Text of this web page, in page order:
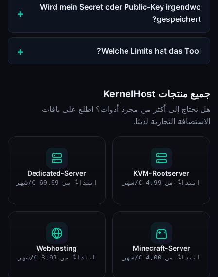
Wird mein Secret oder Public-Key irgendwo
gespeichert?
Welche Limits hat das Tool?
جميع منتجات KernelHost
هل تحتاج إلى أكثر من مجرد أدوات؟ اطلع على باقات
الاستضافة التجارية لدينا.
KVM-Rootserver
ابتداءً من 4,99 €/شهر
Dedicated-Server
ابتداءً من 69,99 €/شهر
Minecraft-Server
ابتداءً من 4,00 €/شهر
Webhosting
ابتداءً من 3,99 €/شهر